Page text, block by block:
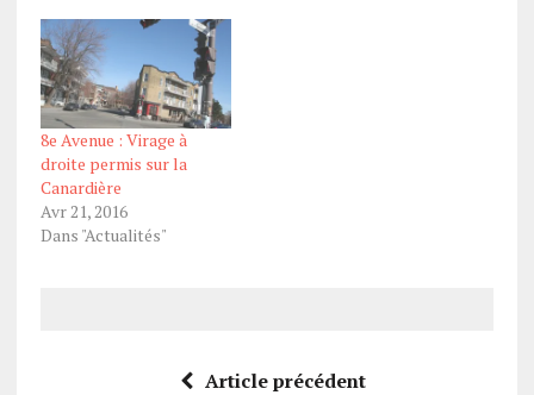
8e Avenue : Virage à
droite permis sur la
Canardière
Avr 21, 2016
Dans "Actualités"
Article précédent